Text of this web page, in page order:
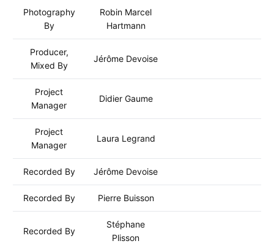
Photography
By
Robin Marcel
Hartmann
Producer,
Mixed By
Jérôme Devoise
Project
Manager
Didier Gaume
Project
Manager
Laura Legrand
Recorded By Jérôme Devoise
Recorded By Pierre Buisson
Recorded By
Stéphane
Plisson